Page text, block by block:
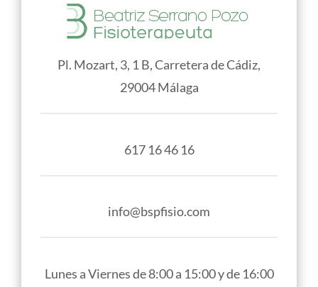
Pl. Mozart, 3, 1 B, Carretera de Cádiz,
29004 Málaga
617 16 46 16
info@bspfisio.com
Lunes a Viernes de 8:00 a 15:00 y de 16:00